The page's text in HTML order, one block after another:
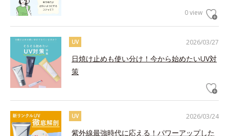
0 view
2026/03/27
UV
日焼け止めも使い分け！今から始めたいUV対
策
2026/03/24
UV
紫外線最強時代に応える！パワーアップした